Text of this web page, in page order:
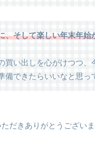
、そして楽しい年末年始
買い出しを心がけつつ、
備できたらいいなと思っ
だきありがとうございま